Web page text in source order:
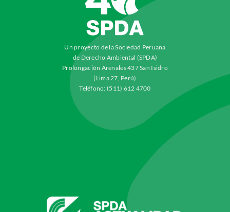
Un proyecto de la Sociedad Peruana
de Derecho Ambiental (SPDA)
Prolongación Arenales 437 San Isidro
(Lima 27, Perú)
Teléfono: (511) 612 4700